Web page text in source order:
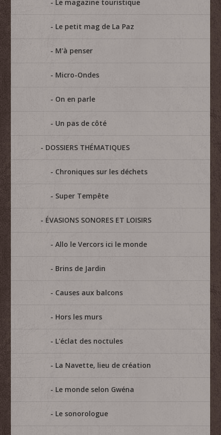
Le magazine touristique
Le petit mag de La Paz
M'à penser
Micro-Ondes
On en parle
Un pas de côté
DOSSIERS THÉMATIQUES
Chroniques sur les déchets
Super Tempête
ÉVASIONS SONORES ET LOISIRS
Allo le Vercors ici le monde
Brins de Jardin
Causes aux balcons
Hors les murs
L'éclat des noctules
La Navette, lieu de création
Le monde selon Gwéna
Le sonorologue